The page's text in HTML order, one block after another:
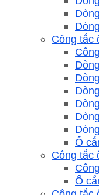
Công tắc
Ổ
Công tắc
Ổ